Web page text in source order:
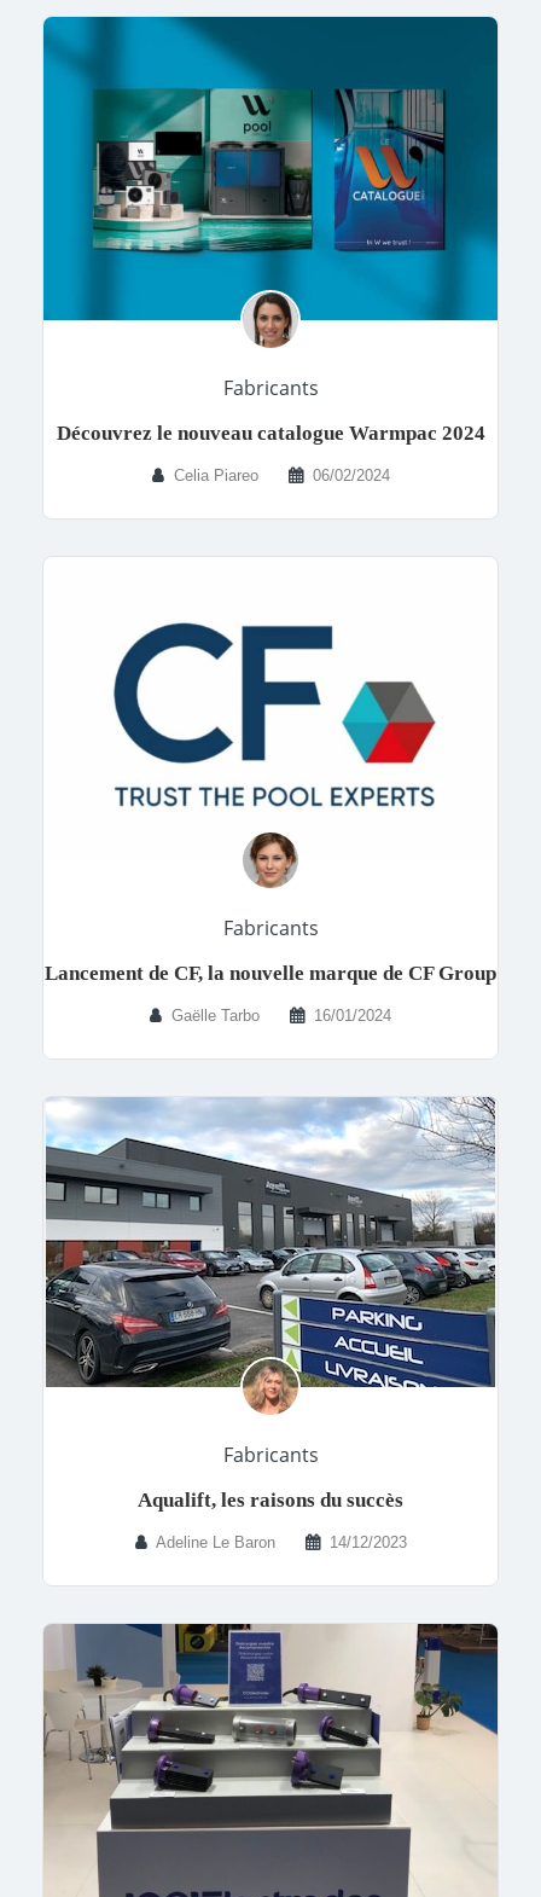
Fabricants
Découvrez le nouveau catalogue Warmpac 2024
Celia Piareo 06/02/2024
Fabricants
Lancement de CF, la nouvelle marque de CF Group
Gaëlle Tarbo 16/01/2024
Fabricants
Aqualift, les raisons du succès
Adeline Le Baron 14/12/2023